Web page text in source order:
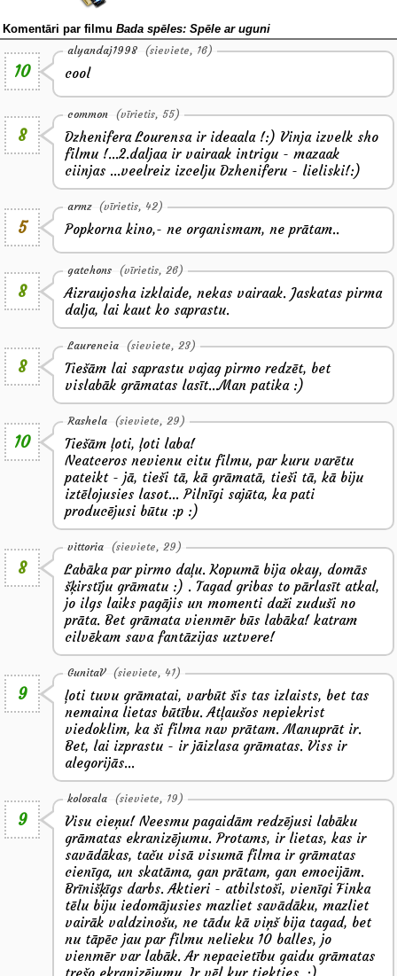
Komentāri par filmu Bada spēles: Spēle ar uguni
10
alyandaj1998 (sieviete, 16)
cool
8
common (vīrietis, 55)
Dzhenifera Lourensa ir ideaala !:) Vinja izvelk sho
filmu !...2.daljaa ir vairaak intrigu - mazaak
ciinjas ...veelreiz izcelju Dzheniferu - lieliski!:)
5
armz (vīrietis, 42)
Popkorna kino,- ne organismam, ne prātam..
8
gatchons (vīrietis, 26)
Aizraujosha izklaide, nekas vairaak. Jaskatas pirma
dalja, lai kaut ko saprastu.
8
Laurencia (sieviete, 23)
Tiešām lai saprastu vajag pirmo redzēt, bet
vislabāk grāmatas lasīt...Man patika :)
10
Rashela (sieviete, 29)
Tiešām ļoti, ļoti laba!
Neatceros nevienu citu filmu, par kuru varētu
pateikt - jā, tieši tā, kā grāmatā, tieši tā, kā biju
iztēlojusies lasot... Pilnīgi sajūta, ka pati
producējusi būtu :p :)
8
vittoria (sieviete, 29)
Labāka par pirmo daļu. Kopumā bija okay, domās
šķirstīju grāmatu :) . Tagad gribas to pārlasīt atkal,
jo ilgs laiks pagājis un momenti daži zuduši no
prāta. Bet grāmata vienmēr būs labāka! katram
cilvēkam sava fantāzijas uztvere!
9
GunitaV (sieviete, 41)
ļoti tuvu grāmatai, varbūt šis tas izlaists, bet tas
nemaina lietas būtību. Atļaušos nepiekrist
viedoklim, ka ši filma nav prātam. Manuprāt ir.
Bet, lai izprastu - ir jāizlasa grāmatas. Viss ir
alegorijās...
9
kolosala (sieviete, 19)
Visu cieņu! Neesmu pagaidām redzējusi labāku
grāmatas ekranizējumu. Protams, ir lietas, kas ir
savādākas, taču visā visumā filma ir grāmatas
cienīga, un skatāma, gan prātam, gan emocijām.
Brīnišķīgs darbs. Aktieri - atbilstoši, vienīgi Finka
tēlu biju iedomājusies mazliet savādāku, mazliet
vairāk valdzinošu, ne tādu kā viņš bija tagad, bet
nu tāpēc jau par filmu nelieku 10 balles, jo
vienmēr var labāk. Ar nepacietību gaidu grāmatas